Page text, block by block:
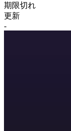
期限切れ
更新
-